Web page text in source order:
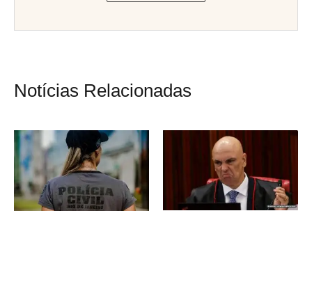
Notícias Relacionadas